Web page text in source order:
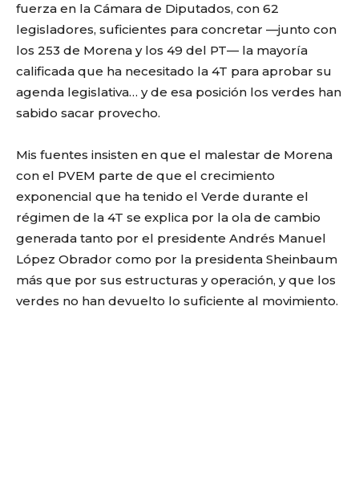
fuerza en la Cámara de Diputados, con 62
legisladores, suficientes para concretar —junto con
los 253 de Morena y los 49 del PT— la mayoría
calificada que ha necesitado la 4T para aprobar su
agenda legislativa… y de esa posición los verdes han
sabido sacar provecho.
Mis fuentes insisten en que el malestar de Morena
con el PVEM parte de que el crecimiento
exponencial que ha tenido el Verde durante el
régimen de la 4T se explica por la ola de cambio
generada tanto por el presidente Andrés Manuel
López Obrador como por la presidenta Sheinbaum
más que por sus estructuras y operación, y que los
verdes no han devuelto lo suficiente al movimiento.